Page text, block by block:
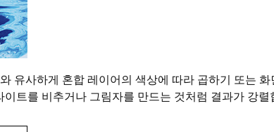
유사하게 혼합 레이어의 색상에 따라 곱하기 또는 화
트를 비추거나 그림자를 만드는 것처럼 결과가 강렬